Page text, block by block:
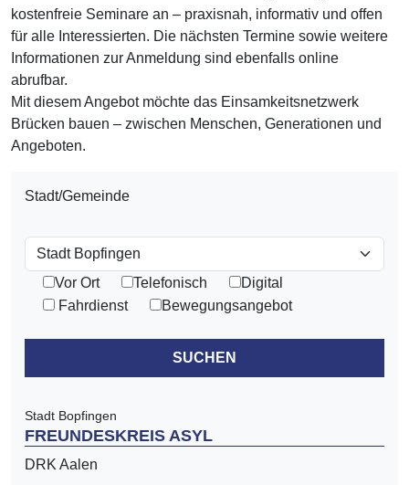
kostenfreie Seminare an – praxisnah, informativ und offen
für alle Interessierten. Die nächsten Termine sowie weitere
Informationen zur Anmeldung sind ebenfalls online
abrufbar.
Mit diesem Angebot möchte das Einsamkeitsnetzwerk
Brücken bauen – zwischen Menschen, Generationen und
Angeboten.
Stadt/Gemeinde
Vor Ort Telefonisch
Digital
Fahrdienst
Bewegungsangebot
SUCHEN
Stadt Bopfingen
FREUNDESKREIS ASYL
DRK Aalen